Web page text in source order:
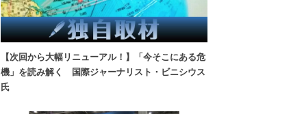
【次回から大幅リニューアル！】「今そこにある危
機」を読み解く 国際ジャーナリスト・ビニシウス
氏